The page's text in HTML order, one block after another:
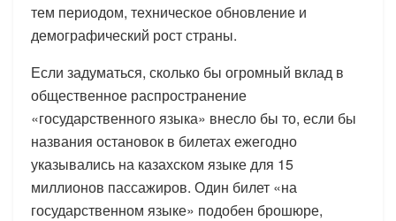
тем периодом, техническое обновление и
демографический рост страны.
Если задуматься, сколько бы огромный вклад в
общественное распространение
«государственного языка» внесло бы то, если бы
названия остановок в билетах ежегодно
указывались на казахском языке для 15
миллионов пассажиров. Один билет «на
государственном языке» подобен брошюре,